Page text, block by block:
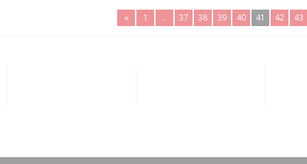
« 1 .. 37 38 39 40 41 42 43